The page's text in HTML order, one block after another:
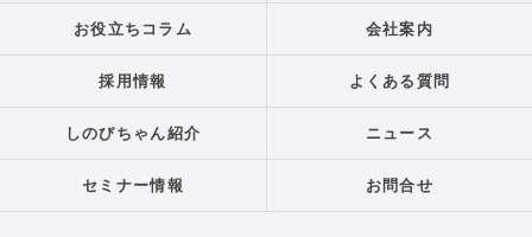
お役立ちコラム 会社案内
採用情報 よくある質問
しのびちゃん紹介 ニュース
セミナー情報 お問合せ